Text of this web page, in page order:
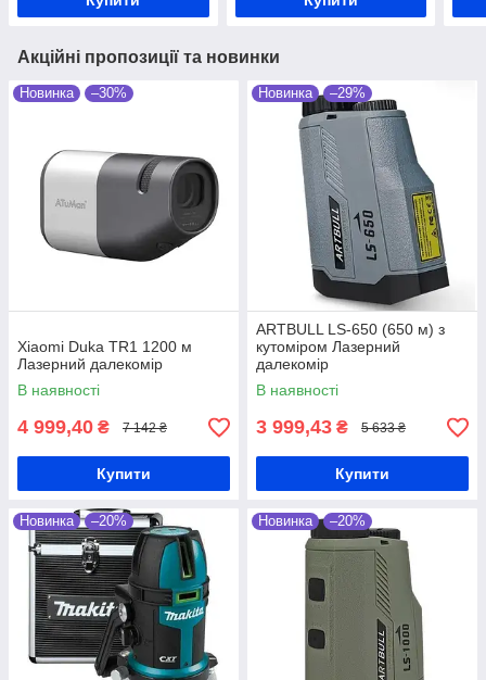
Акційні пропозиції та новинки
Новинка –30%
Xiaomi Duka TR1 1200 м
Лазерний далекомір
В наявності
4 999,40 ₴ 7 142 ₴
Купити
Новинка –29%
ARTBULL LS-650 (650 м) з
кутоміром Лазерний
далекомір
В наявності
3 999,43 ₴ 5 633 ₴
Купити
Новинка –20% Новинка –20%